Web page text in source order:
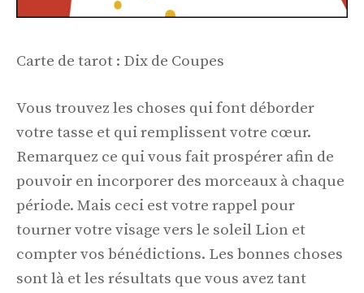
Carte de tarot : Dix de Coupes
Vous trouvez les choses qui font déborder
votre tasse et qui remplissent votre cœur.
Remarquez ce qui vous fait prospérer afin de
pouvoir en incorporer des morceaux à chaque
période. Mais ceci est votre rappel pour
tourner votre visage vers le soleil Lion et
compter vos bénédictions. Les bonnes choses
sont là et les résultats que vous avez tant